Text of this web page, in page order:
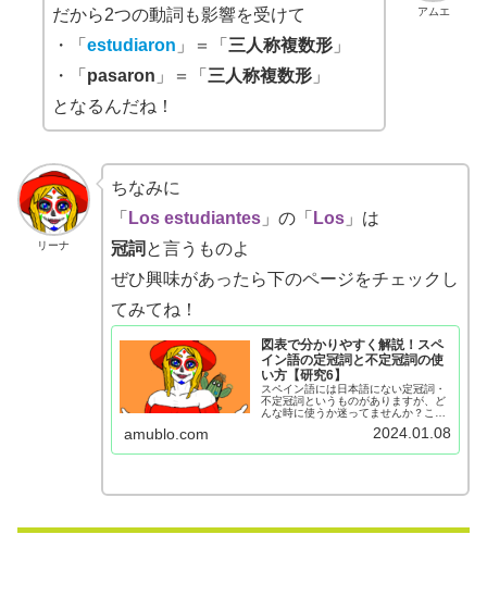
アムエ
だから2つの動詞も影響を受けて
・「estudiaron 」＝「 三人称複数形 」
・「 pasaron 」＝「 三人称複数形 」
となるんだね！
リーナ
ちなみに
「 Los estudiantes」の「 Los」は
冠詞 と言うものよ
ぜひ興味があったら下のページをチェックし
てみてね！
図表で分かりやすく解説！スペ
イン語の定冠詞と不定冠詞の使
い方【研究6】
スペイン語には日本語にない定冠詞・
不定冠詞というものがありますが、ど
んな時に使うか迷ってませんか？この
けと注意点を、図表で分かりやすく解
amublo.com 2024.01.08